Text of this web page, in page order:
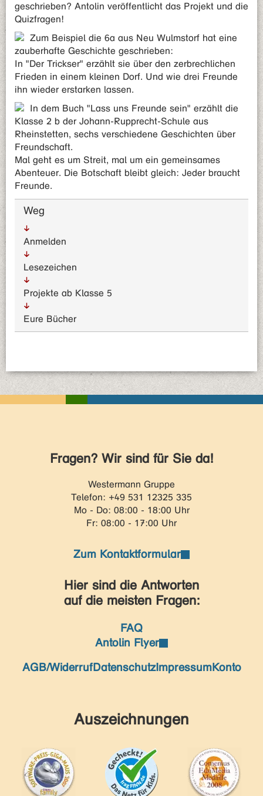
geschrieben? Antolin veröffentlicht das Projekt und die
Quizfragen!
Zum Beispiel die 6a aus Neu Wulmstorf hat eine
zauberhafte Geschichte geschrieben:
In "Der Trickser" erzählt sie über den zerbrechlichen
Frieden in einem kleinen Dorf. Und wie drei Freunde
ihn wieder erstarken lassen.
In dem Buch "Lass uns Freunde sein" erzählt die
Klasse 2 b der Johann-Rupprecht-Schule aus
Rheinstetten, sechs verschiedene Geschichten über
Freundschaft.
Mal geht es um Streit, mal um ein gemeinsames
Abenteuer. Die Botschaft bleibt gleich: Jeder braucht
Freunde.
Weg
Anmelden
Lesezeichen
Projekte ab Klasse 5
Eure Bücher